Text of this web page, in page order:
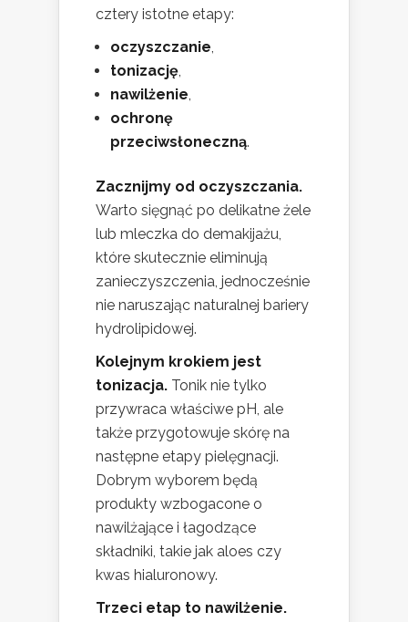
cztery istotne etapy:
oczyszczanie,
tonizację,
nawilżenie,
ochronę
przeciwsłoneczną.
Zacznijmy od oczyszczania.
Warto sięgnąć po delikatne żele
lub mleczka do demakijażu,
które skutecznie eliminują
zanieczyszczenia, jednocześnie
nie naruszając naturalnej bariery
hydrolipidowej.
Kolejnym krokiem jest
tonizacja. Tonik nie tylko
przywraca właściwe pH, ale
także przygotowuje skórę na
następne etapy pielęgnacji.
Dobrym wyborem będą
produkty wzbogacone o
nawilżające i łagodzące
składniki, takie jak aloes czy
kwas hialuronowy.
Trzeci etap to nawilżenie.